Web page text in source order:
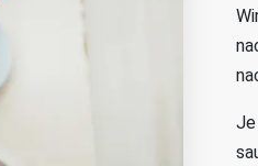
Je